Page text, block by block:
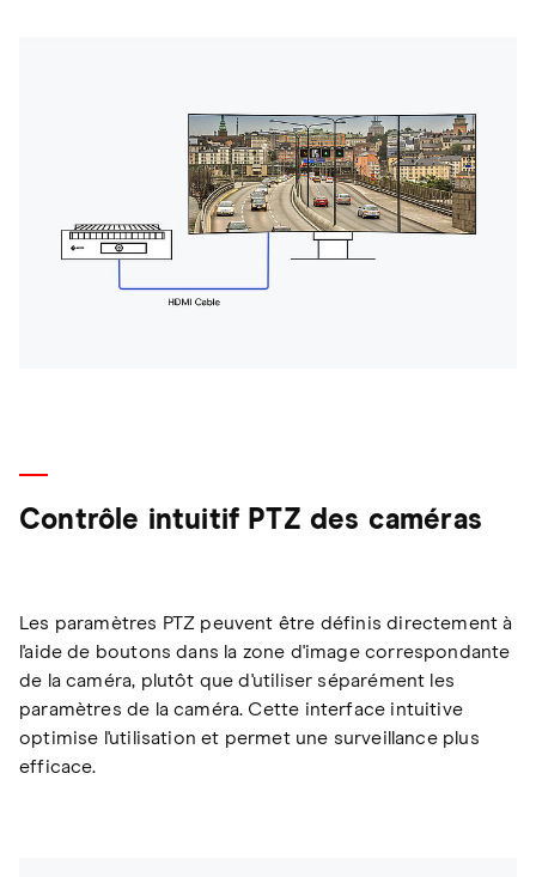
Contrôle intuitif PTZ des caméras
Les paramètres PTZ peuvent être définis directement à
l'aide de boutons dans la zone d'image correspondante
de la caméra, plutôt que d'utiliser séparément les
paramètres de la caméra. Cette interface intuitive
optimise l'utilisation et permet une surveillance plus
efficace.